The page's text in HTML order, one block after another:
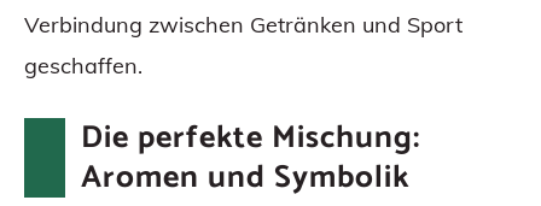
Verbindung zwischen Getränken und Sport
geschaffen.
Die perfekte Mischung:
Aromen und Symbolik